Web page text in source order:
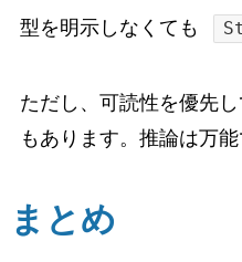
型を明示しなくても
ただし、可読性を優先
もあります。推論は万能
まとめ